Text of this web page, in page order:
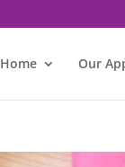
Home Our